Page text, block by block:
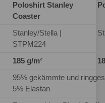
Poloshirt Stanley
Coaster
Stanley/Stella |
STPM224
185 g/m²
95% gekämmte und
5% Elastan